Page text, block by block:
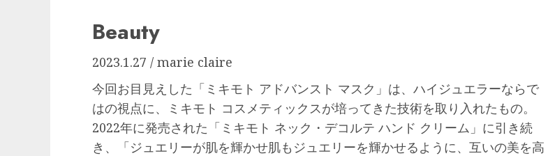
Beauty
2023.1.27 / marie claire
今回お目見えした「ミキモト アドバンスト マスク」は、ハイジュエラーならで
はの視点に、ミキモト コスメティックスが培ってきた技術を取り入れたもの。
2022年に発売された「ミキモト ネック・デコルテ ハンド クリーム」に引き続
き、「ジュエリーが肌を輝かせ肌もジュエリーを輝かせるように、互いの美を高